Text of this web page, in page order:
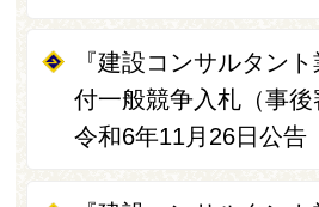
『建設コンサルタン
付一般競争入札（事
令和6年11月26日公告